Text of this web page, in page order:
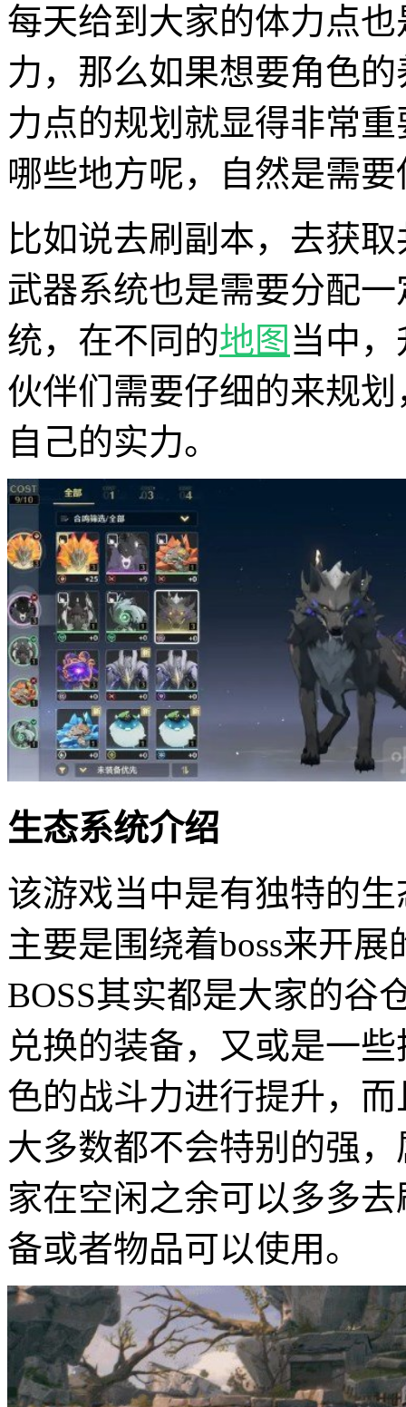
每天给到大家的体力点
力，那么如果想要角色
力点的规划就显得非常
哪些地方呢，自然是需
比如说去刷副本，去获
武器系统也是需要分配
统，在不同的地图 当中
伙伴们需要仔细的来规
自己的实力。
生态系统介绍
该游戏当中是有独特的
主要是围绕着boss来开
BOSS其实都是大家的谷
兑换的装备，又或是一
色的战斗力进行提升，
大多数都不会特别的强
家在空闲之余可以多多
备或者物品可以使用。